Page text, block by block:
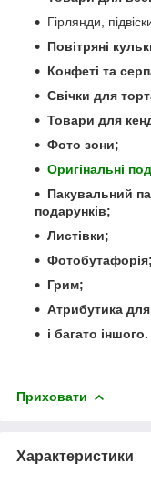
Гірлянди,
Повітряні
Конфеті та
Свічки для
Товари для
Фото зони;
Оригінальні
Пакувальний
подарунків;
Листівки;
Фотобутафорія;
Грим;
Атрибутика
і багато іншого.
Приховати
Характеристики